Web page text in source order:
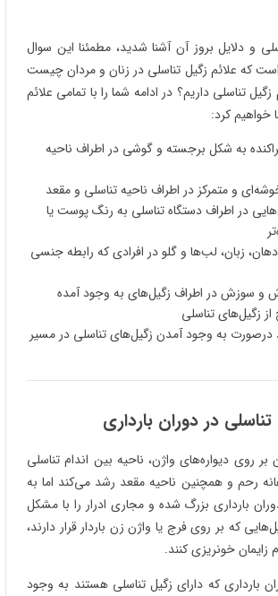
و دلایل بروز آن آشنا شدید، مطمئنا این سوال
که علائم زگیل تناسلی در زنان و مردان چیست
زگیل تناسلی داریم؟ در ادامه شما را با تمامی علائم
خواهیم کرد:
به شکل برجسته و گوشی در اطراف ناحیه
و متمرکز در اطراف ناحیه تناسلی و مقعد
در اطراف دستگاه تناسلی به رنگ پوست یا
زبان‌، لب‌ها و گلو در افرادی که رابطه جنسی
و سوزش در اطراف زگیل‌های به وجود آمده
زگیل‌های تناسلی
درصورت به وجود آمدن زگیل‌های تناسلی در مسیر
در دوران بارداری
بر روی دیواره‌های واژن، ناحیه بین اندام تناسلی
رحم و همچنین ناحیه مقعد رشد می‌کند اما به
بارداری بزرگ شده و مجاری ادرار را با مشکل
که بر روی فرج یا واژن زن باردار قرار دارند،
خونریزی کنند.
بارداری که دارای زگیل تناسلی هستند به وجود